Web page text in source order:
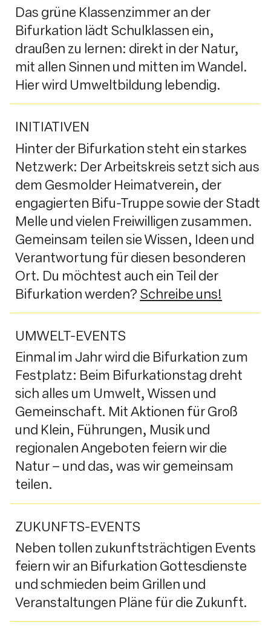
Das grüne Klassenzimmer an der
Bifurkation lädt Schulklassen ein,
draußen zu lernen: direkt in der Natur,
mit allen Sinnen und mitten im Wandel.
Hier wird Umweltbildung lebendig.
INITIATIVEN
Hinter der Bifurkation steht ein starkes
Netzwerk: Der Arbeitskreis setzt sich aus
dem Gesmolder Heimatverein, der
engagierten Bifu-Truppe sowie der Stadt
Melle und vielen Freiwilligen zusammen.
Gemeinsam teilen sie Wissen, Ideen und
Verantwortung für diesen besonderen
Ort. Du möchtest auch ein Teil der
Bifurkation werden? Schreibe uns!
UMWELT-EVENTS
Einmal im Jahr wird die Bifurkation zum
Festplatz: Beim Bifurkationstag dreht
sich alles um Umwelt, Wissen und
Gemeinschaft. Mit Aktionen für Groß
und Klein, Führungen, Musik und
regionalen Angeboten feiern wir die
Natur – und das, was wir gemeinsam
teilen.
ZUKUNFTS-EVENTS
Neben tollen zukunftsträchtigen Events
feiern wir an Bifurkation Gottesdienste
und schmieden beim Grillen und
Veranstaltungen Pläne für die Zukunft.